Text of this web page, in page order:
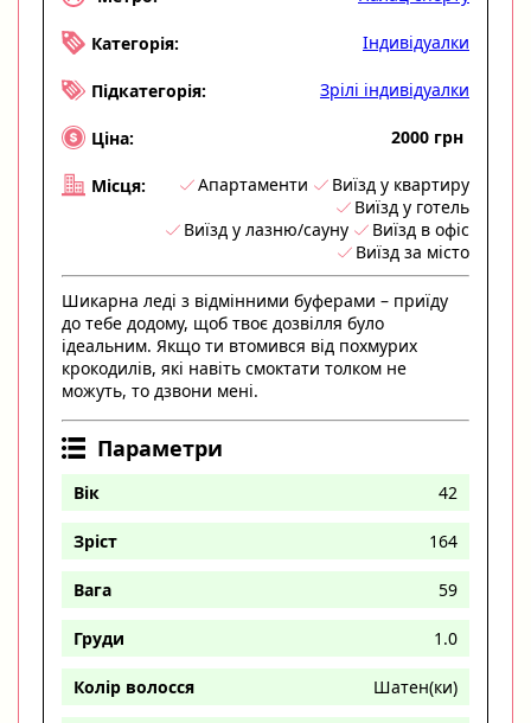
Категорія: Індивідуалки
Підкатегорія: Зрілі індивідуалки
Ціна: 2000 грн
Місця: Апартаменти
Виїзд у квартиру
Виїзд у готель
Виїзд у лазню/сауну
Виїзд в офіс
Виїзд за місто
Шикарна леді з відмінними буферами – приїду
до тебе додому, щоб твоє дозвілля було
ідеальним. Якщо ти втомився від похмурих
крокодилів, які навіть смоктати толком не
можуть, то дзвони мені.
Параметри
Вік 42
Зріст 164
Вага 59
Груди 1.0
Колір волосся Шатен(ки)